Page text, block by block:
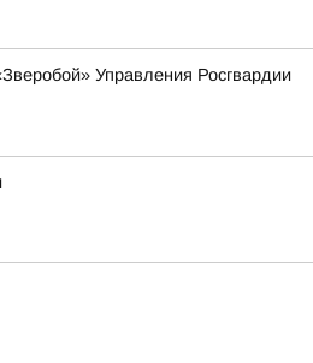
Управления Росгвардии